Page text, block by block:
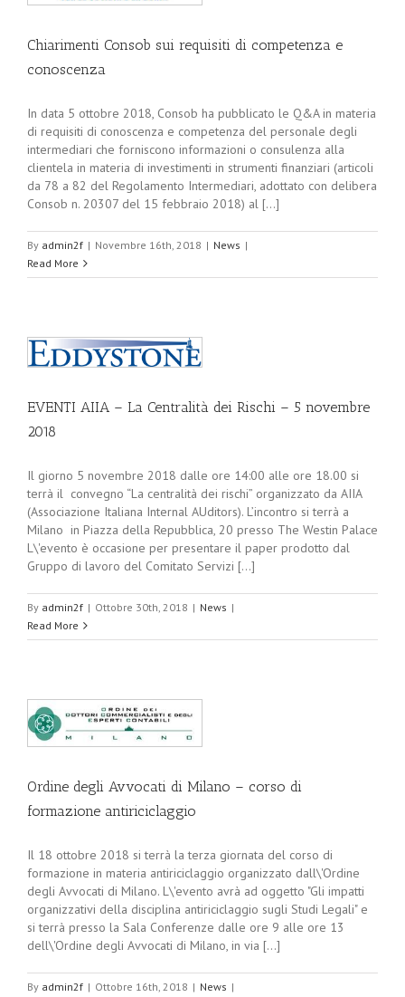
Chiarimenti Consob sui requisiti di competenza e
conoscenza
In data 5 ottobre 2018, Consob ha pubblicato le Q&A in materia
di requisiti di conoscenza e competenza del personale degli
intermediari che forniscono informazioni o consulenza alla
clientela in materia di investimenti in strumenti finanziari (articoli
da 78 a 82 del Regolamento Intermediari, adottato con delibera
Consob n. 20307 del 15 febbraio 2018) al [...]
By admin2f | Novembre 16th, 2018 | News |
Read More
EVENTI AIIA – La Centralità dei Rischi – 5 novembre
2018
Il giorno 5 novembre 2018 dalle ore 14:00 alle ore 18.00 si
terrà il convegno “La centralità dei rischi” organizzato da AIIA
(Associazione Italiana Internal AUditors). L’incontro si terrà a
Milano in Piazza della Repubblica, 20 presso The Westin Palace
L\'evento è occasione per presentare il paper prodotto dal
Gruppo di lavoro del Comitato Servizi [...]
By admin2f | Ottobre 30th, 2018 | News |
Read More
Ordine degli Avvocati di Milano – corso di
formazione antiriciclaggio
Il 18 ottobre 2018 si terrà la terza giornata del corso di
formazione in materia antiriciclaggio organizzato dall\'Ordine
degli Avvocati di Milano. L\'evento avrà ad oggetto "Gli impatti
organizzativi della disciplina antiriciclaggio sugli Studi Legali" e
si terrà presso la Sala Conferenze dalle ore 9 alle ore 13
dell\'Ordine degli Avvocati di Milano, in via [...]
By admin2f | Ottobre 16th, 2018 | News |